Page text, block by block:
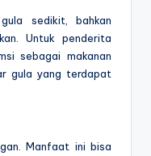
sedikit, bahkan
Untuk penderita
sebagai makanan
gula yang terdapat
Manfaat ini bisa